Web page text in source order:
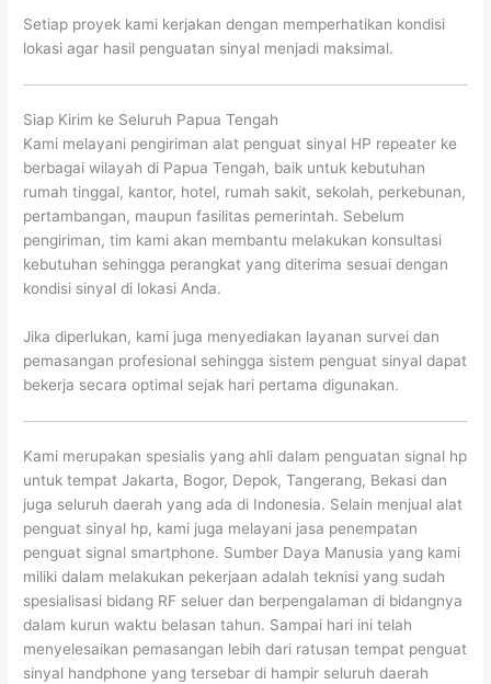
Setiap proyek kami kerjakan dengan memperhatikan kondisi
lokasi agar hasil penguatan sinyal menjadi maksimal.
Siap Kirim ke Seluruh Papua Tengah
Kami melayani pengiriman alat penguat sinyal HP repeater ke
berbagai wilayah di Papua Tengah, baik untuk kebutuhan
rumah tinggal, kantor, hotel, rumah sakit, sekolah, perkebunan,
pertambangan, maupun fasilitas pemerintah. Sebelum
pengiriman, tim kami akan membantu melakukan konsultasi
kebutuhan sehingga perangkat yang diterima sesuai dengan
kondisi sinyal di lokasi Anda.
Jika diperlukan, kami juga menyediakan layanan survei dan
pemasangan profesional sehingga sistem penguat sinyal dapat
bekerja secara optimal sejak hari pertama digunakan.
Kami merupakan spesialis yang ahli dalam penguatan signal hp
untuk tempat Jakarta, Bogor, Depok, Tangerang, Bekasi dan
juga seluruh daerah yang ada di Indonesia. Selain menjual alat
penguat sinyal hp, kami juga melayani jasa penempatan
penguat signal smartphone. Sumber Daya Manusia yang kami
miliki dalam melakukan pekerjaan adalah teknisi yang sudah
spesialisasi bidang RF seluer dan berpengalaman di bidangnya
dalam kurun waktu belasan tahun. Sampai hari ini telah
menyelesaikan pemasangan lebih dari ratusan tempat penguat
sinyal handphone yang tersebar di hampir seluruh daerah